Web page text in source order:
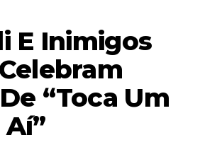
DE TELEVISÃO
E Inimigos
“Toca Um